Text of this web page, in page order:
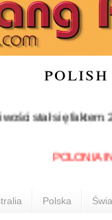
się faktem. 24
POLONIA
Polska